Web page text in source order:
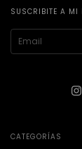
SUSCRIBITE A MI
CATEGORÍAS